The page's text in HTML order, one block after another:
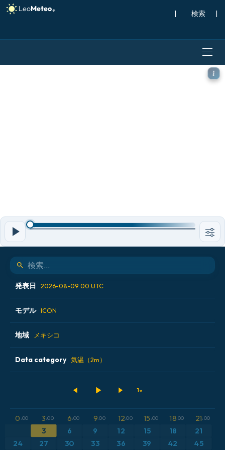
| |
ICON モデル - メキシコ, 気
発表日 2026-08-09 00 UTC
2026-08-08 06 UTC
2026-08-08 12 UTC
2026-08-08 18 UTC
モデル ICON
ALADIN CZ 2.3 km
ECMWF AIFS [AI]
ICON
地域 メキシコ
アイスランド
イギリス
Data category 気温（2m）
0 :00 3:00 6:00 9:00 12:00 15 :00 18:00 21:00
3 6 9 12 15 18 21
24 27 30 33 36 39 42 45